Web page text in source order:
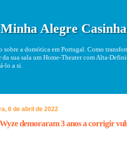
Alegre Casinha
sobre a domótica em Portugal. Como
da sua sala um Home-Theater com Alta-
lo a si.
6 de abril de 2022
demoraram 3 anos a corrigir